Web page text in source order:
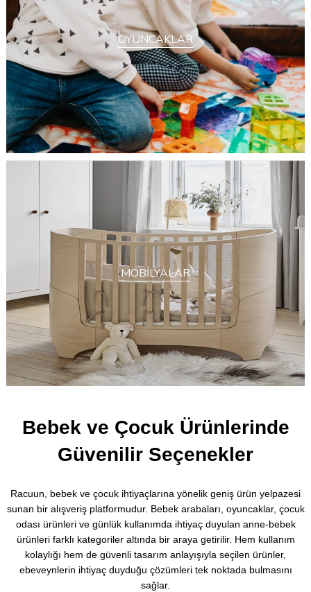
OYUNCAKLAR
MOBİLYALAR
Bebek ve Çocuk Ürünlerinde
Güvenilir Seçenekler
Racuun, bebek ve çocuk ihtiyaçlarına yönelik geniş ürün yelpazesi
sunan bir alışveriş platformudur. Bebek arabaları, oyuncaklar, çocuk
odası ürünleri ve günlük kullanımda ihtiyaç duyulan anne-bebek
ürünleri farklı kategoriler altında bir araya getirilir. Hem kullanım
kolaylığı hem de güvenli tasarım anlayışıyla seçilen ürünler,
ebeveynlerin ihtiyaç duyduğu çözümleri tek noktada bulmasını
sağlar.